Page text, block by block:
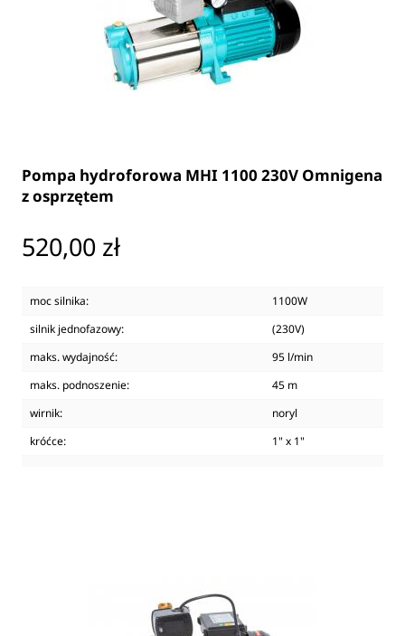
Pompa hydroforowa MHI 1100 230V Omnigena
z osprzętem
Cena
520,00 zł
moc silnika:
1100W
silnik jednofazowy:
(230V)
maks. wydajność:
95 l/min
maks. podnoszenie:
45 m
wirnik:
noryl
króćce:
1" x 1"